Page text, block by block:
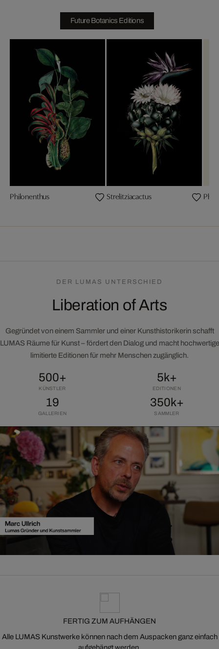
Future Botanics Editions
Philonenthus Strelitziacactus
DER LUMAS UNTERSCHIED
Liberation of Arts
Gegründet von einem Sammler und einer Kunsthistorikerin schafft
LUMAS Räume für Kunst – fördert den Dialog und macht hochwertige
limitierte Editionen für mehr Menschen zugänglich.
500+
KÜNSTLER
5k+
EDITIONEN
19
GALLERIEN
350k+
SAMMLER
FERTIG ZUM AUFHÄNGEN
Alle LUMAS Kunstwerke können nach dem Auspacken ganz einfach